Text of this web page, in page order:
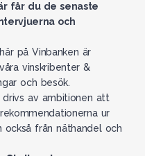
får du de senaste
och
på Vinbanken är
vinskribenter &
och besök.
av ambitionen att
ur
från näthandel och